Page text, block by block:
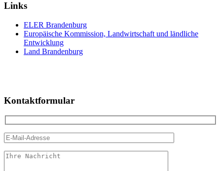
Links
ELER Brandenburg
Europäische Kommission, Landwirtschaft und ländliche
Entwicklung
Land Brandenburg
Kontaktformular